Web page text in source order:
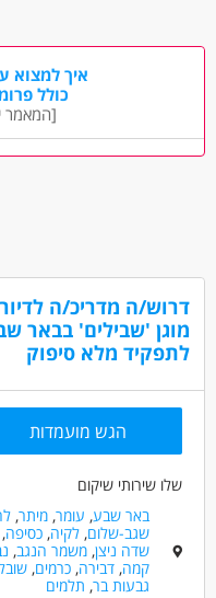
חינוך, הוראה והדרכה -
מאפייני משרה
איך למצוא
כולל
[המאמר
דרוש/ה מדריכ/ה לדיור
מוגן 'שבילים' בבאר
לתפקיד מלא סיפוק
הגש מועמדות
שלו שירותי שיקום
באר שבע, עומר,מיתר,
שגב-שלום,לקיה,כסיפה,
שדה ניצן,משמר הנגב,
קמה,דבירה,כרמים,
גבעות בר, תלמים